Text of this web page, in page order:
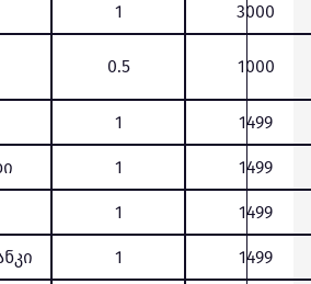
1 3000
0.5 1000
1 1499
1 1499
1 1499
1 1499